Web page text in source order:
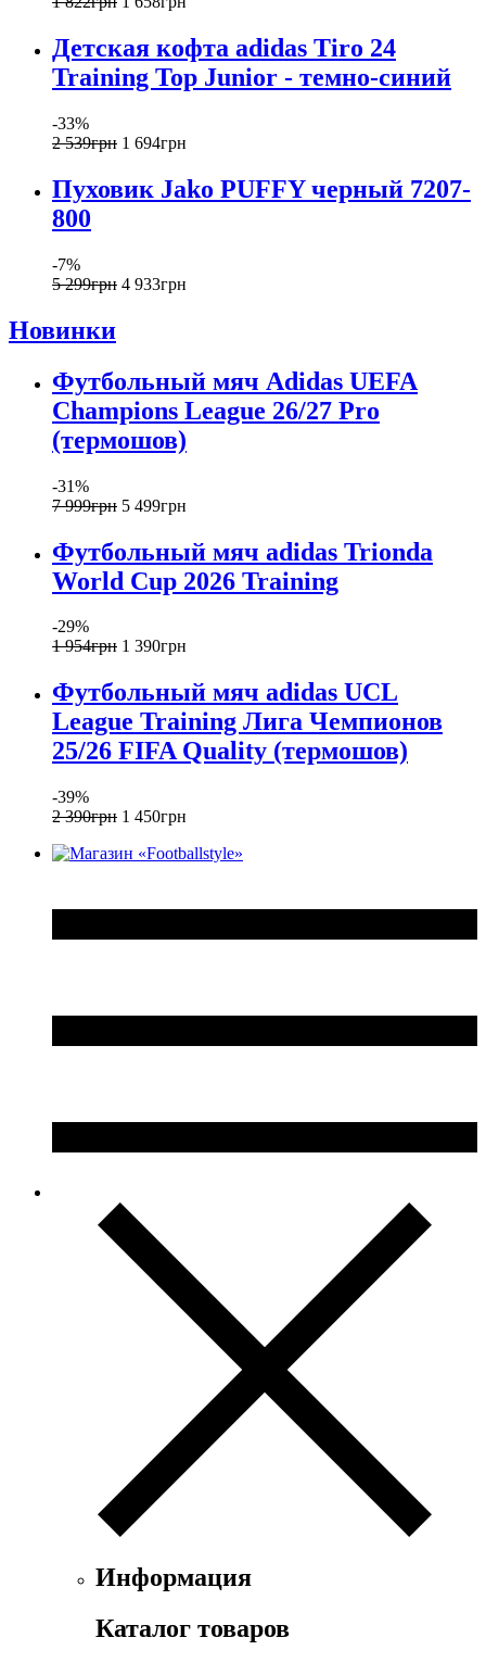
Детская кофта adidas Tiro 24
Training Top Junior - темно-синий
-33%
2 539грн 1 694грн
Пуховик Jako PUFFY черный 7207-
800
-7%
5 299грн 4 933грн
Новинки
Футбольный мяч Adidas UEFA
Champions League 26/27 Pro
(термошов)
-31%
7 999грн 5 499грн
Футбольный мяч adidas Trionda
World Cup 2026 Training
-29%
1 954грн 1 390грн
Футбольный мяч adidas UCL
League Training Лига Чемпионов
25/26 FIFA Quality (термошов)
-39%
2 390грн 1 450грн
Информация
Каталог товаров